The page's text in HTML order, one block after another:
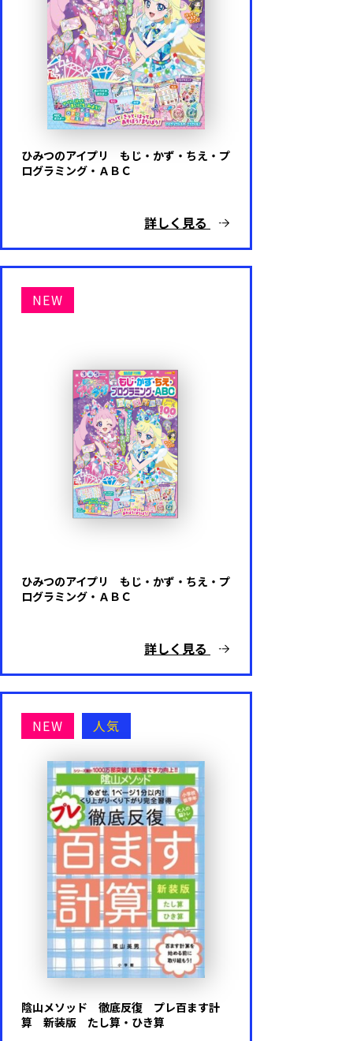
ひみつのアイプリ もじ・かず・ちえ・プ
ログラミング・ＡＢＣ
詳しく見る
NEW
ひみつのアイプリ もじ・かず・ちえ・プ
ログラミング・ＡＢＣ
詳しく見る
NEW 人気
陰山メソッド 徹底反復 プレ百ます計
算 新装版 たし算・ひき算